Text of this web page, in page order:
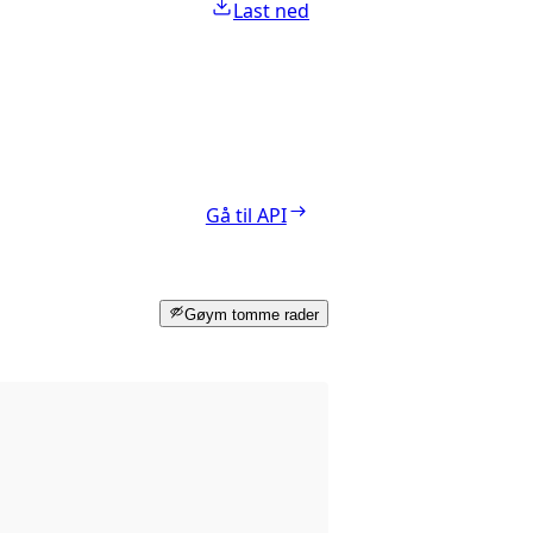
Last ned
Gå til API
Gøym tomme rader